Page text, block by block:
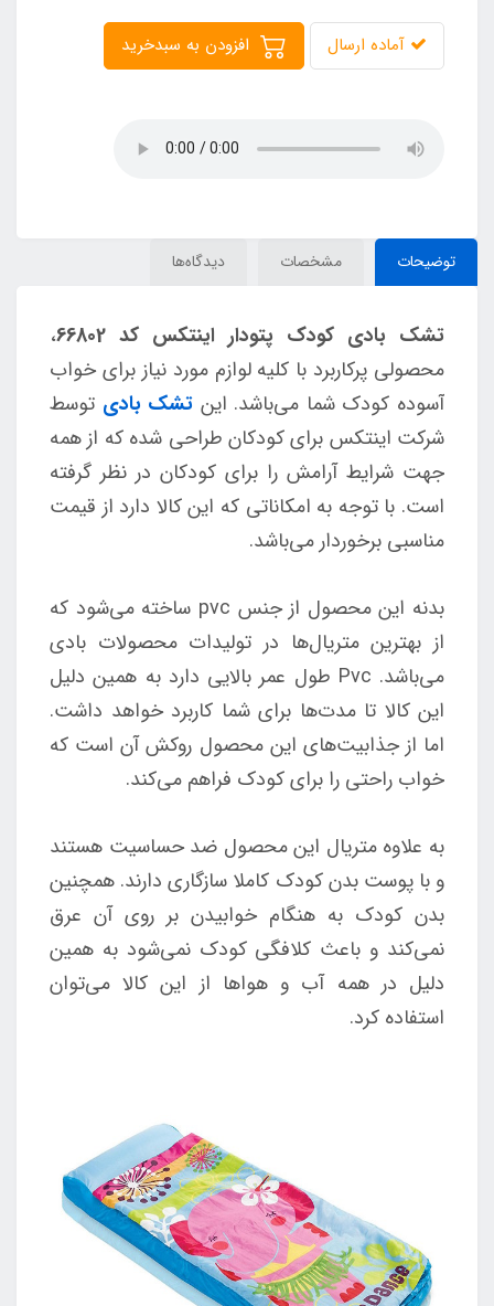
آماده ارسال
توضیحات مشخصات دیدگاه‌ها
تشک بادی کودک پتودار اینتکس کد 66802
،
محصولی پرکاربرد با کلیه لوازم مورد نیاز برای خواب
آسوده کودک شما می‌باشد. این تشک بادی توسط
شرکت اینتکس برای کودکان طراحی شده که از همه
جهت شرایط آرامش را برای کودکان در نظر گرفته
است. با توجه به امکاناتی که این کالا دارد از قیمت
مناسبی برخوردار می‌باشد.
بدنه این محصول از جنس pvc ساخته می‌شود که
از بهترین متریال‌ها در تولیدات محصولات بادی
می‌باشد. Pvc طول عمر بالایی دارد به همین دلیل
این کالا تا مدت‌ها برای شما کاربرد خواهد داشت.
اما از جذابیت‌های این محصول روکش آن است که
خواب راحتی را برای کودک فراهم می‌کند.
به علاوه متریال این محصول ضد حساسیت هستند
و با پوست بدن کودک کاملا سازگاری دارند. همچنین
بدن کودک به هنگام خوابیدن بر روی آن عرق
نمی‌کند و باعث کلافگی کودک نمی‌شود به همین
دلیل در همه آب و هواها از این کالا می‌توان
استفاده کرد.